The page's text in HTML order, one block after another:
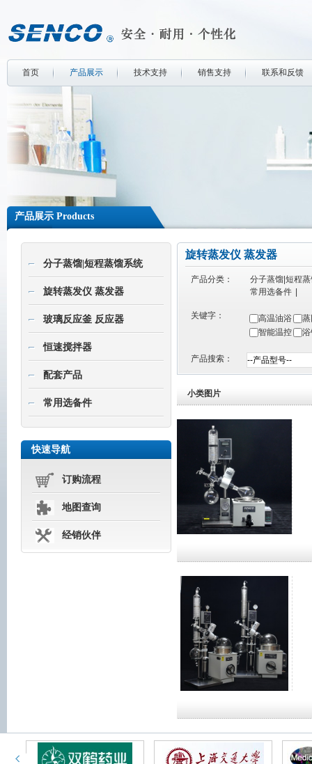
首页 产品展示 技术支持 销售支持 联系和反馈
产品展示 Products
分子蒸馏|短程蒸馏系统
旋转蒸发仪 蒸发器
玻璃反应釜 反应器
恒速搅拌器
配套产品
常用选备件
快速导航
订购流程
地图查询
经销伙伴
旋转蒸发仪 蒸发器
产品分类：
分子蒸馏|短程
常用选备件
关键字： 高温油浴
智能温控
产品搜索：
小类图片